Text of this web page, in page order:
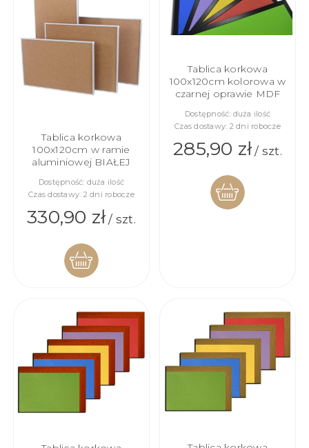
Tablica korkowa
100x120cm w ramie
aluminiowej BIAŁEJ
Dostępność: duża ilość
Czas dostawy: 2 dni robocze
330,90 zł/ szt.
KOSZYKA
Tablica korkowa
100x120cm kolorowa w
czarnej oprawie MDF
Dostępność: duża ilość
Czas dostawy: 2 dni robocze
285,90 zł/ szt.